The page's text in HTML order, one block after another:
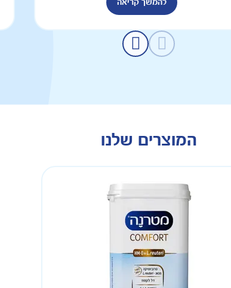
להמשך קריאה
המוצרים שלנו